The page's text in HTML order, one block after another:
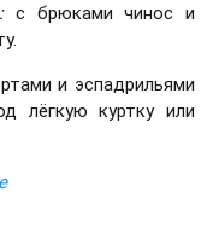
с брюками чинос и
и эспадрильями
лёгкую куртку или